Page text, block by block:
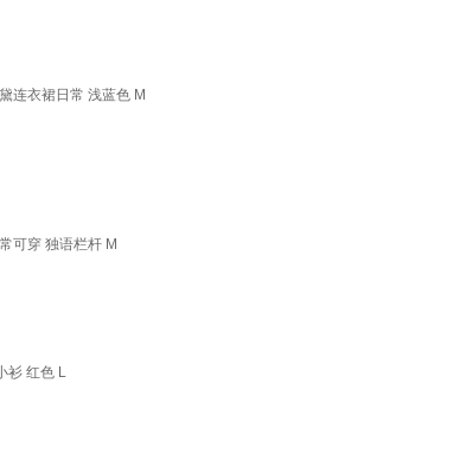
连衣裙日常 浅蓝色 M
可穿 独语栏杆 M
衫 红色 L